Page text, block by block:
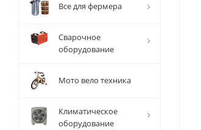
Все для фермера
Сварочное
оборудование
Мото вело техника
Климатическое
оборудование